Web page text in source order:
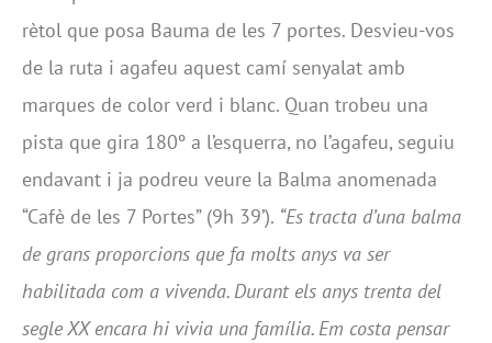
rètol que posa Bauma de les 7 portes. Desvieu-vos
de la ruta i agafeu aquest camí senyalat amb
marques de color verd i blanc. Quan trobeu una
pista que gira 180º a l’esquerra, no l’agafeu, seguiu
endavant i ja podreu veure la Balma anomenada
“Cafè de les 7 Portes” (9h 39’). “Es tracta d’una balma
de grans proporcions que fa molts anys va ser
habilitada com a vivenda. Durant els anys trenta del
segle XX encara hi vivia una família. Em costa pensar